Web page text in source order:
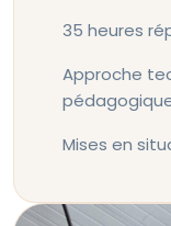
35 heures
Approche
Mises en